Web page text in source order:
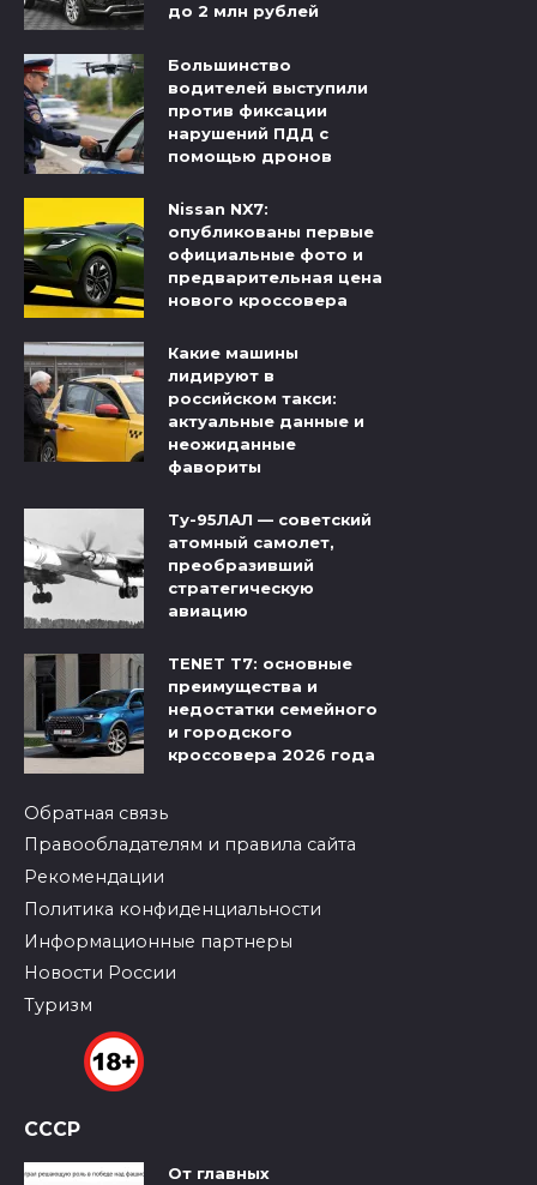
до 2 млн рублей
Большинство
водителей выступили
против фиксации
нарушений ПДД с
помощью дронов
Nissan NX7:
опубликованы первые
официальные фото и
предварительная цена
нового кроссовера
Какие машины
лидируют в
российском такси:
актуальные данные и
неожиданные
фавориты
Ту-95ЛАЛ — советский
атомный самолет,
преобразивший
стратегическую
авиацию
TENET T7: основные
преимущества и
недостатки семейного
и городского
кроссовера 2026 года
Обратная связь
Правообладателям и правила сайта
Рекомендации
Политика конфиденциальности
Информационные партнеры
Новости России
Туризм
СССР
От главных